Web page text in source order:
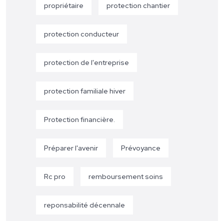
propriétaire protection chantier
protection conducteur
protection de l'entreprise
protection familiale hiver
Protection financière.
Préparer l'avenir Prévoyance
Rc pro remboursement soins
reponsabilité décennale